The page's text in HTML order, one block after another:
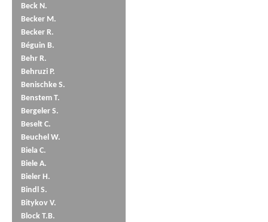
Beck N.
Becker M.
Becker R.
Béguin B.
Behr R.
Behruzi P.
Benischke S.
Benstem T.
Bergeler S.
Beselt C.
Beuchel W.
Biela C.
Biele A.
Bieler H.
Bindl S.
Bitykov V.
Block T.B.